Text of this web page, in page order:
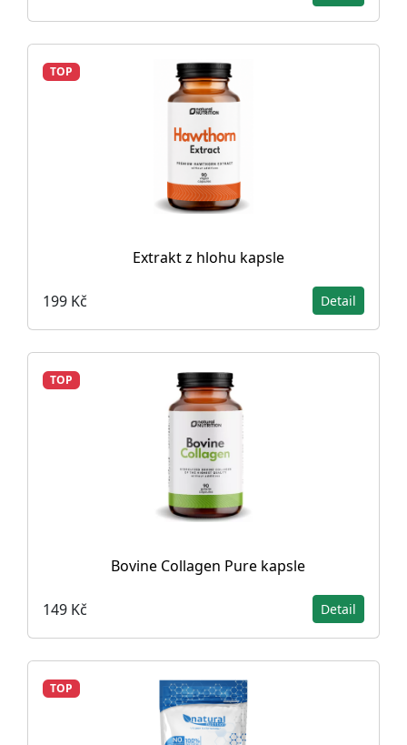
TOP
Extrakt z hlohu kapsle
199 Kč Detail
TOP
Bovine Collagen Pure kapsle
149 Kč Detail
TOP